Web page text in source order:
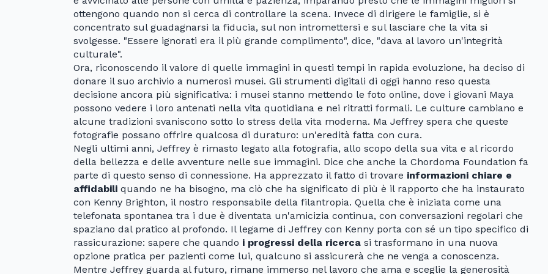
ottengono quando non si cerca di controllare la scena. Invece di dirigere le famiglie, si è
concentrato sul guadagnarsi la fiducia, sul non intromettersi e sul lasciare che la vita si
svolgesse. "Essere ignorati era il più grande complimento", dice, "dava al lavoro un'integrità
culturale".
Ora, riconoscendo il valore di quelle immagini in questi tempi in rapida evoluzione, ha deciso di
donare il suo archivio a numerosi musei. Gli strumenti digitali di oggi hanno reso questa
decisione ancora più significativa: i musei stanno mettendo le foto online, dove i giovani Maya
possono vedere i loro antenati nella vita quotidiana e nei ritratti formali. Le culture cambiano e
alcune tradizioni svaniscono sotto lo stress della vita moderna. Ma Jeffrey spera che queste
fotografie possano offrire qualcosa di duraturo: un'eredità fatta con cura.
Negli ultimi anni, Jeffrey è rimasto legato alla fotografia, allo scopo della sua vita e al ricordo
della bellezza e delle avventure nelle sue immagini. Dice che anche la Chordoma Foundation fa
parte di questo senso di connessione. Ha apprezzato il fatto di trovare informazioni chiare e
affidabili quando ne ha bisogno, ma ciò che ha significato di più è il rapporto che ha instaurato
con Kenny Brighton, il nostro responsabile della filantropia. Quella che è iniziata come una
telefonata spontanea tra i due è diventata un'amicizia continua, con conversazioni regolari che
spaziano dal pratico al profondo. Il legame di Jeffrey con Kenny porta con sé un tipo specifico di
rassicurazione: sapere che quando i progressi della ricerca si trasformano in una nuova
opzione pratica per pazienti come lui, qualcuno si assicurerà che ne venga a conoscenza.
Mentre Jeffrey guarda al futuro, rimane immerso nel lavoro che ama e sceglie la generosità